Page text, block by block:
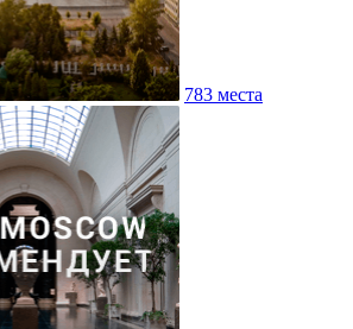
783 места